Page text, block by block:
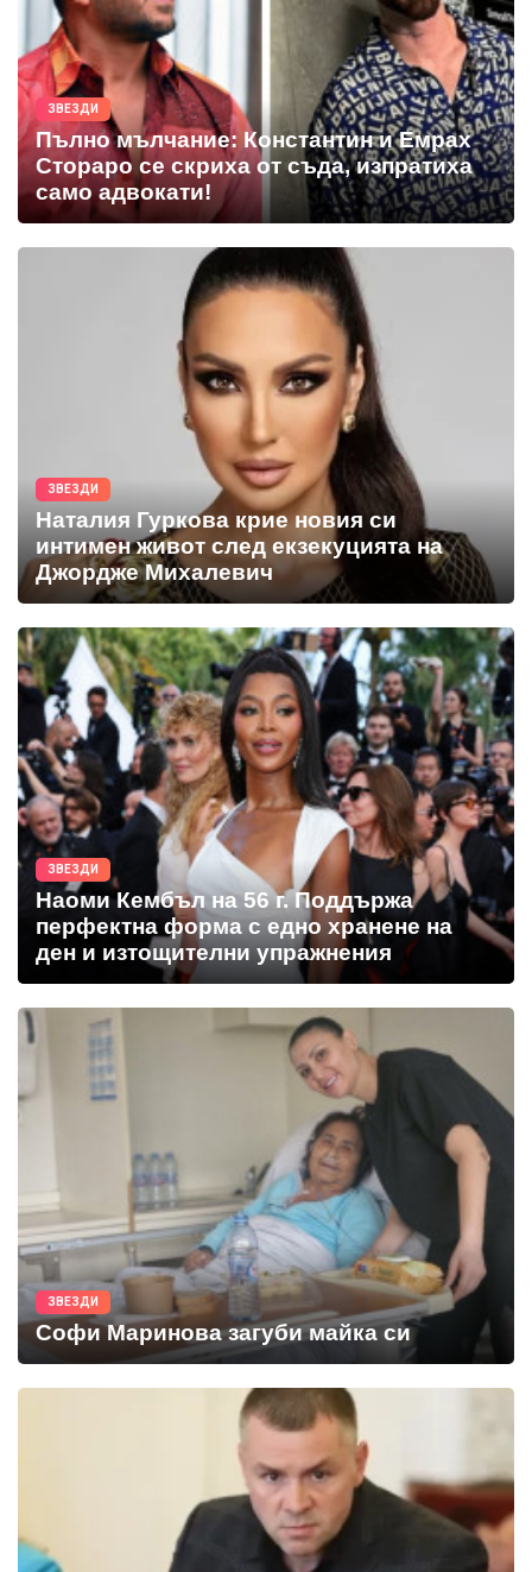
ЗВЕЗДИ
Пълно мълчание: Константин и Емрах
Стораро се скриха от съда, изпратиха
само адвокати!
ЗВЕЗДИ
Наталия Гуркова крие новия си
интимен живот след екзекуцията на
Джордже Михалевич
ЗВЕЗДИ
Наоми Кембъл на 56 г. Поддържа
перфектна форма с едно хранене на
ден и изтощителни упражнения
ЗВЕЗДИ
Софи Маринова загуби майка си